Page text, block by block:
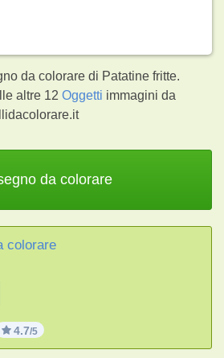
da colorare di Patatine fritte.
altre 12Oggetti immagini da
da colorare
colorare
4.7/5